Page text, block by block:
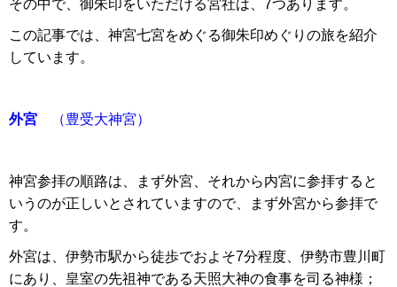
その中で、御朱印をいただける宮社は、7つあります。
この記事では、神宮七宮をめぐる御朱印めぐりの旅を紹介
しています。
外宮 （豊受大神宮）
神宮参拝の順路は、まず外宮、それから内宮に参拝すると
いうのが正しいとされていますので、まず外宮から参拝で
す。
外宮は、伊勢市駅から徒歩でおよそ7分程度、伊勢市豊川町
にあり、皇室の先祖神である天照大神の食事を司る神様；